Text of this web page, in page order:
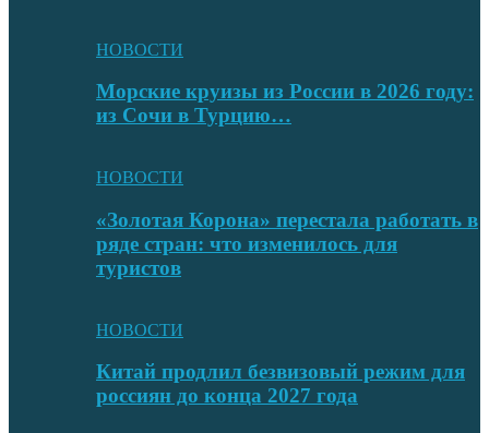
НОВОСТИ
Морские круизы из России в 2026 году:
из Сочи в Турцию…
НОВОСТИ
«Золотая Корона» перестала работать в
ряде стран: что изменилось для
туристов
НОВОСТИ
Китай продлил безвизовый режим для
россиян до конца 2027 года